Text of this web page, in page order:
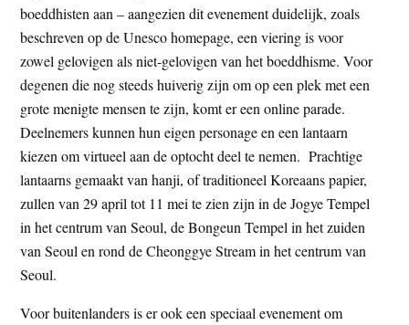
boeddhisten aan – aangezien dit evenement duidelijk, zoals
beschreven op de Unesco homepage, een viering is voor
zowel gelovigen als niet-gelovigen van het boeddhisme. Voor
degenen die nog steeds huiverig zijn om op een plek met een
grote menigte mensen te zijn, komt er een online parade.
Deelnemers kunnen hun eigen personage en een lantaarn
kiezen om virtueel aan de optocht deel te nemen. Prachtige
lantaarns gemaakt van hanji, of traditioneel Koreaans papier,
zullen van 29 april tot 11 mei te zien zijn in de Jogye Tempel
in het centrum van Seoul, de Bongeun Tempel in het zuiden
van Seoul en rond de Cheonggye Stream in het centrum van
Seoul.
Voor buitenlanders is er ook een speciaal evenement om